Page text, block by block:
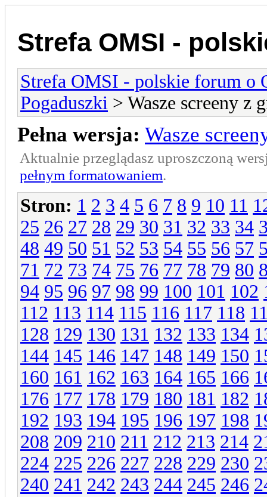
Strefa OMSI -
Strefa OMSI - polskie forum o
Pogaduszki > Wasze screeny z
Pełna wersja: Wasze
Aktualnie przeglądasz uproszczoną
pełnym formatowaniem.
Stron: 1 2 3 4 5 6 7 8 9 10 11
25 26 27 28 29 30 31 32 33 34
48 49 50 51 52 53 54 55 56 57
71 72 73 74 75 76 77 78 79 80
94 95 96 97 98 99 100 101 102
112 113 114 115 116 117 118
128 129 130 131 132 133 134
144 145 146 147 148 149 150
160 161 162 163 164 165 166
176 177 178 179 180 181 182
192 193 194 195 196 197 198
208 209 210 211 212 213 214
224 225 226 227 228 229 230
240 241 242 243 244 245 246